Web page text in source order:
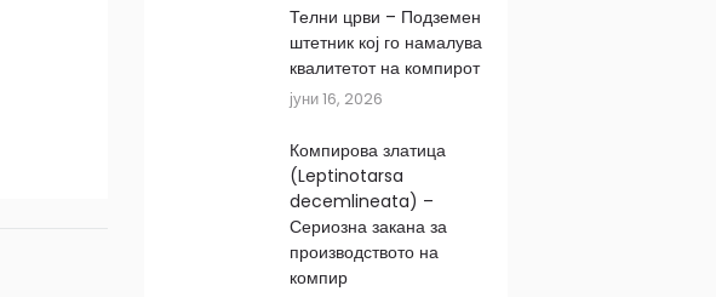
Телни црви – Подземен
штетник кој го намалува
квалитетот на компирот
јуни 16, 2026
Компирова златица
(Leptinotarsa
decemlineata) –
Сериозна закана за
производството на
компир